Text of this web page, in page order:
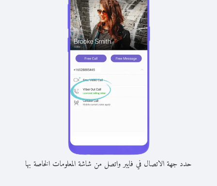
حدد جهة الاتصال في فايبر واتصل من شاشة المعلومات الخاصة بها